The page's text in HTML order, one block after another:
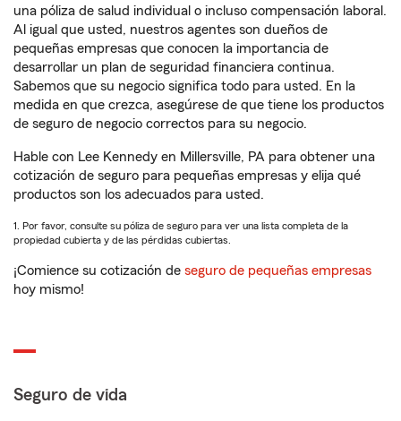
una póliza de salud individual o incluso compensación laboral.
Al igual que usted, nuestros agentes son dueños de
pequeñas empresas que conocen la importancia de
desarrollar un plan de seguridad financiera continua.
Sabemos que su negocio significa todo para usted. En la
medida en que crezca, asegúrese de que tiene los productos
de seguro de negocio correctos para su negocio.
Hable con Lee Kennedy en Millersville, PA para obtener una
cotización de seguro para pequeñas empresas y elija qué
productos son los adecuados para usted.
1. Por favor, consulte su póliza de seguro para ver una lista completa de la
propiedad cubierta y de las pérdidas cubiertas.
¡Comience su cotización de seguro de pequeñas empresas
hoy mismo!
Seguro de vida